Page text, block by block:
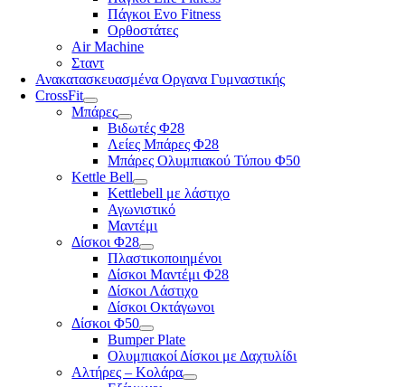
Πάγκοι Evo Fitness
Ορθοστάτες
Air Machine
Σταντ
Ανακατασκευασμένα Οργανα Γυμναστικής
CrossFit
Μπάρες
Βιδωτές Φ28
Λείες Μπάρες Φ28
Μπάρες Ολυμπιακού Τύπου Φ50
Kettle Bell
Kettlebell με λάστιχο
Αγωνιστικό
Μαντέμι
Δίσκοι Φ28
Πλαστικοποιημένοι
Δίσκοι Μαντέμι Φ28
Δίσκοι Λάστιχο
Δίσκοι Οκτάγωνοι
Δίσκοι Φ50
Bumper Plate
Ολυμπιακοί Δίσκοι με Δαχτυλίδι
Αλτήρες – Κολάρα